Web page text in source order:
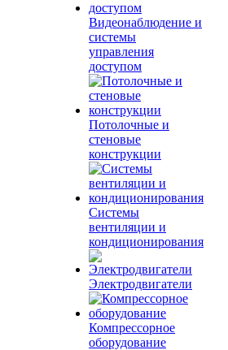
Видеонаблюдение и
системы
управления
доступом
Потолочные и
стеновые
конструкции
Системы
вентиляции и
кондиционирования
Электродвигатели
Компрессорное
оборудование